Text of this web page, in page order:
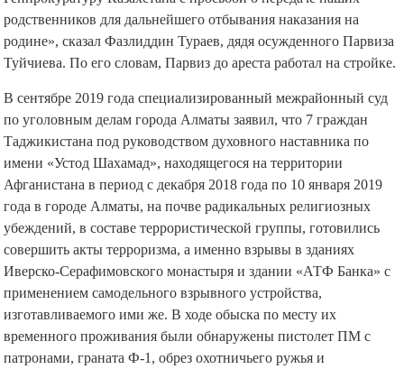
родственников для дальнейшего отбывания наказания на
родине», сказал Фазлиддин Тураев, дядя осужденного Парвиза
Туйчиева. По его словам, Парвиз до ареста работал на стройке.
В сентябре 2019 года специализированный межрайонный суд
по уголовным делам города Алматы заявил, что 7 граждан
Таджикистана под руководством духовного наставника по
имени «Устод Шахамад», находящегося на территории
Афганистана в период с декабря 2018 года по 10 января 2019
года в городе Алматы, на почве радикальных религиозных
убеждений, в составе террористической группы, готовились
совершить акты терроризма, а именно взрывы в зданиях
Иверско-Серафимовского монастыря и здании «АТФ Банка» с
применением самодельного взрывного устройства,
изготавливаемого ими же. В ходе обыска по месту их
временного проживания были обнаружены пистолет ПМ с
патронами, граната Ф-1, обрез охотничьего ружья и